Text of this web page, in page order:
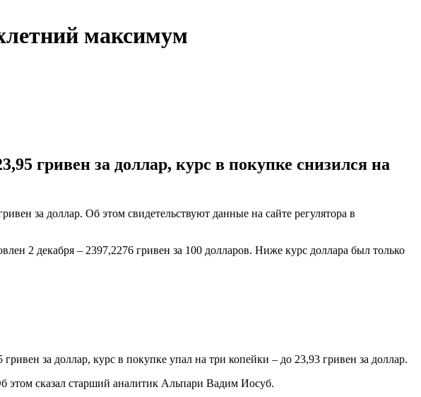
максимум
гривен за доллар, курс в покупке снизился на
за доллар. Об этом свидетельствуют данные на сайте регулятора в
2 декабря – 2397,2276 гривен за 100 долларов. Ниже курс доллара был только
за доллар, курс в покупке упал на три копейки – до 23,93 гривен за доллар.
этом сказал старший аналитик Альпари Вадим Иосуб.